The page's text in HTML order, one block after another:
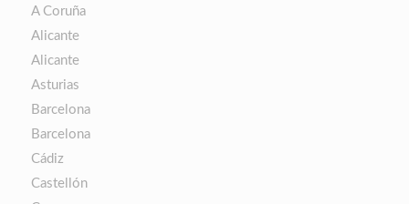
A Coruña
Alicante
Alicante
Asturias
Barcelona
Barcelona
Cádiz
Castellón